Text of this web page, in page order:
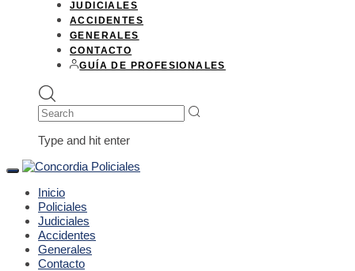
JUDICIALES
ACCIDENTES
GENERALES
CONTACTO
GUÍA DE PROFESIONALES
Search
Type and hit enter
Toggle
navigation
Inicio
Policiales
Judiciales
Accidentes
Generales
Contacto